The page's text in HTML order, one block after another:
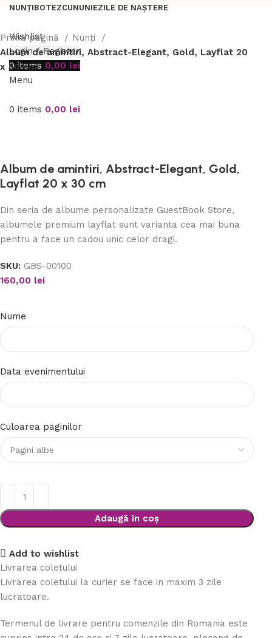
NUNȚIBOTEZCUNUNIEZILE DE NAȘTERE
Wishlist
Login / Register
0items 0,00 lei
Menu
0 items 0,00 lei
Prima pagină
Nunți
Album de amintiri, Abstract-Elegant, Gold, Layflat 20
x 30 cm
Album de amintiri, Abstract-Elegant, Gold,
Layflat 20 x 30 cm
Din seria de albume personalizate GuestBook Store,
albumele premium layflat sunt varianta cea mai buna
pentru a face un cadou unic celor dragi.
SKU: GBS-00100
160,00 lei
Nume
Data evenimentului
Culoarea paginilor
Adaugă în coș
Add to wishlist
Livrarea coletului
Livrarea coletului la curier se face in maxim 3 zile
lucratoare.
Termenul de livrare pentru comenzile din Romania este